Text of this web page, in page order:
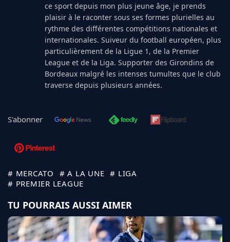
ce sport depuis mon plus jeune âge, je prends
plaisir à le raconter sous ses formes plurielles au
rythme des différentes compétitions nationales et
internationales. Suiveur du football européen, plus
particulièrement de la Ligue 1, de la Premier
League et de la Liga. Supporter des Girondins de
Bordeaux malgré les intenses tumultes que le club
traverse depuis plusieurs années.
S'abonner
# MERCATO # A LA UNE # LIGA
# PREMIER LEAGUE
TU POURRAIS AUSSI AIMER